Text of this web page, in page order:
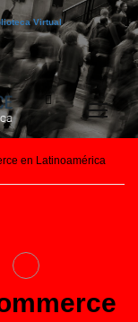
Virtual
en Latinoamérica